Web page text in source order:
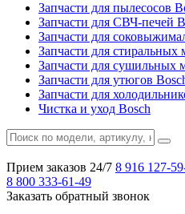
Запчасти для пылесосов
Запчасти для СВЧ-печей
Запчасти для
Запчасти для
Запчасти для сушильных
Запчасти для утюгов
Запчасти для
Чистка и уход Bosch
Прием заказов 24/7 8 916 127-
8 800 333-61-49
Заказать обратный звонок